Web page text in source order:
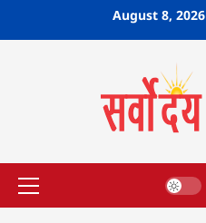
August 8, 2026
Primary